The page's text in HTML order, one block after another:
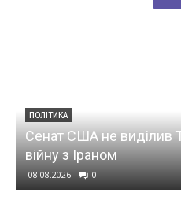
ПОЛІТИКА
Сенат США не виділив
війну з Іраном
08.08.2026 0